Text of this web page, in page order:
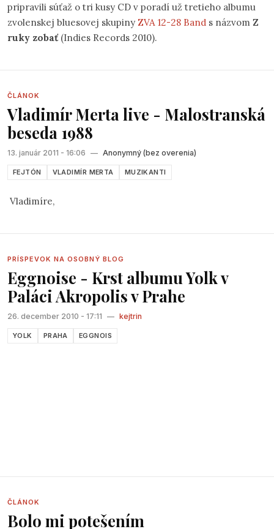
pripravili súťaž o tri kusy CD v poradí už tretieho albumu
zvolenskej bluesovej skupinyZVA 12-28 Band s názvom Z
ruky zobať(Indies Records 2010).
ČLÁNOK
Vladimír Merta live - Malostranská
beseda 1988
13. január 2011 - 16:06 — Anonymný (bez overenia)
FEJTÓN VLADIMÍR MERTA MUZIKANTI
Vladimíre,
PRÍSPEVOK NA OSOBNÝ BLOG
Eggnoise - Krst albumu Yolk v
Paláci Akropolis v Prahe
26. december 2010 - 17:11 — kejtrin
YOLK PRAHA EGGNOIS
ALBUMY, NAHRÁVKY